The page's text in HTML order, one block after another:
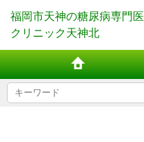
福岡市天神の糖尿病専門医
クリニック天神北